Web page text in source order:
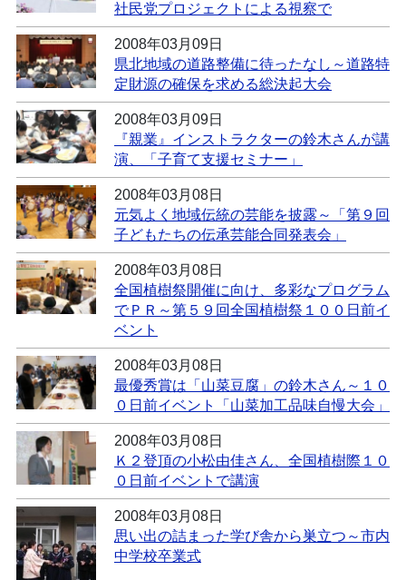
社民党プロジェクトによる視察で
2008年03月09日
県北地域の道路整備に待ったなし～道路特
定財源の確保を求める総決起大会
2008年03月09日
『親業』インストラクターの鈴木さんが講
演、「子育て支援セミナー」
2008年03月08日
元気よく地域伝統の芸能を披露～「第９回
子どもたちの伝承芸能合同発表会」
2008年03月08日
全国植樹祭開催に向け、多彩なプログラム
でＰＲ～第５９回全国植樹祭１００日前イ
ベント
2008年03月08日
最優秀賞は「山菜豆腐」の鈴木さん～１０
０日前イベント「山菜加工品味自慢大会」
2008年03月08日
Ｋ２登頂の小松由佳さん、全国植樹際１０
０日前イベントで講演
2008年03月08日
思い出の詰まった学び舎から巣立つ～市内
中学校卒業式